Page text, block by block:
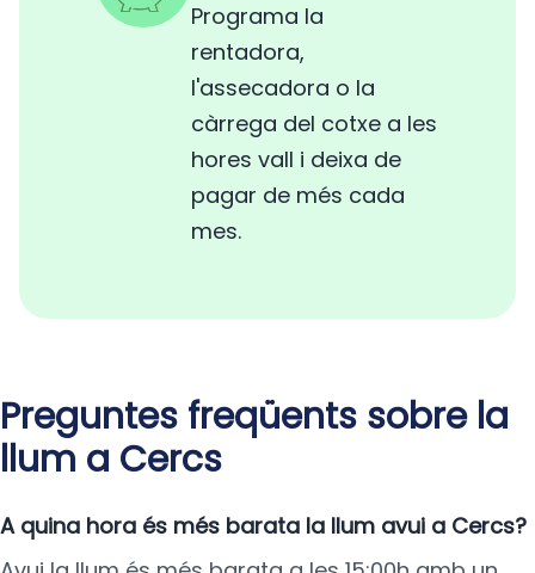
Programa la
rentadora,
l'assecadora o la
càrrega del cotxe a les
hores vall i deixa de
pagar de més cada
mes.
Preguntes freqüents sobre la
llum a Cercs
A quina hora és més barata la llum avui a Cercs?